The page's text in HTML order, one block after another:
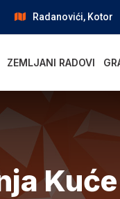
Radanovići, Kotor
ZEMLJANI RADOVI